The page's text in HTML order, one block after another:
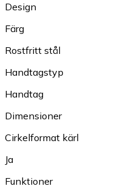
Design
Färg
Rostfritt stål
Handtagstyp
Handtag
Dimensioner
Cirkelformat kärl
Ja
Funktioner